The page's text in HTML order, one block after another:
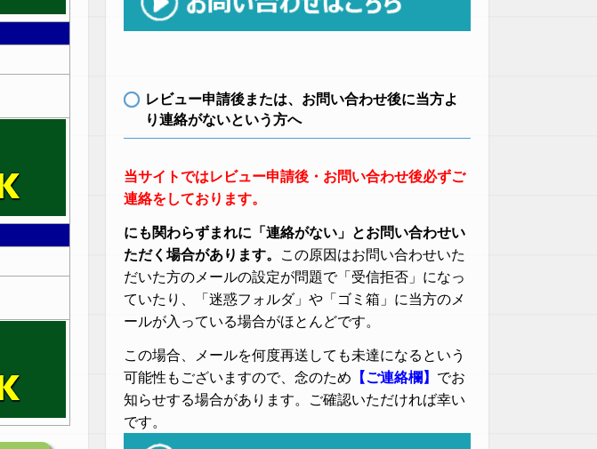
レビュー申請後または、お問い合わせ後に当方よ
り連絡がないという方へ
当サイトではレビュー申請後・お問い合わせ後必ずご
連絡をしております。
にも関わらずまれに「連絡がない」とお問い合わせい
ただく場合があります。
この原因はお問い合わせいた
だいた方のメールの設定が問題で「受信拒否」になっ
ていたり、「迷惑フォルダ」や「ゴミ箱」に当方のメ
ールが入っている場合がほとんどです。
この場合、メールを何度再送しても未達になるという
可能性もございますので、念のため 【ご連絡欄】 でお
知らせする場合があります。ご確認いただければ幸い
です。